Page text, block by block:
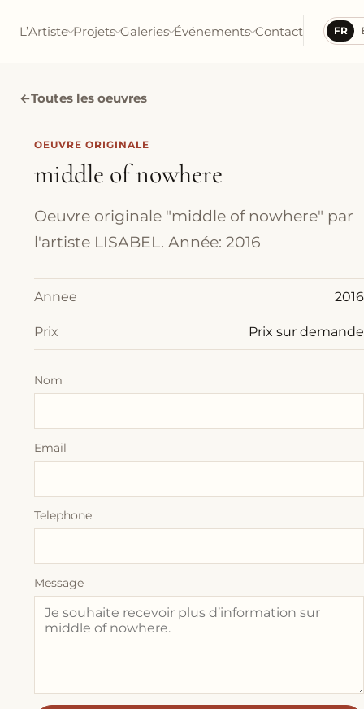
L’Artiste Projets Galeries Événements Contact FR
←Toutes les oeuvres
OEUVRE ORIGINALE
middle of nowhere
Oeuvre originale "middle of nowhere" par
l'artiste LISABEL. Année: 2016
Annee 2016
Prix Prix sur demande
Nom
Email
Telephone
Message